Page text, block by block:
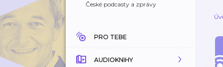
České podcasty a zprávy
PRO TEBE
AUDIOKNIHY